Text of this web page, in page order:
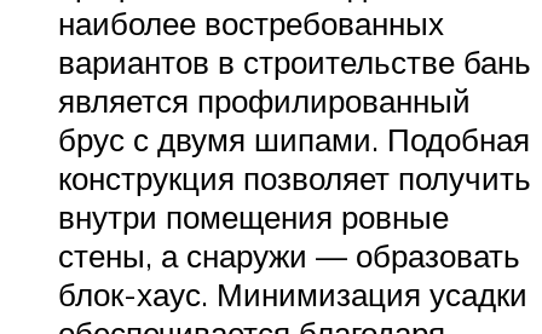
наиболее востребованных
вариантов в строительстве бань
является профилированный
брус с двумя шипами. Подобная
конструкция позволяет получить
внутри помещения ровные
стены, а снаружи — образовать
блок-хаус. Минимизация усадки